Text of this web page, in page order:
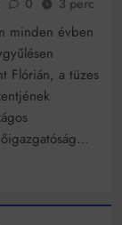
is
az
0 3 perc
minden évben
Flórián, a tüzes